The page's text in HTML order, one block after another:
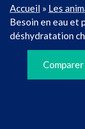
Accueil » Les
Besoin en eau et
déshydratation